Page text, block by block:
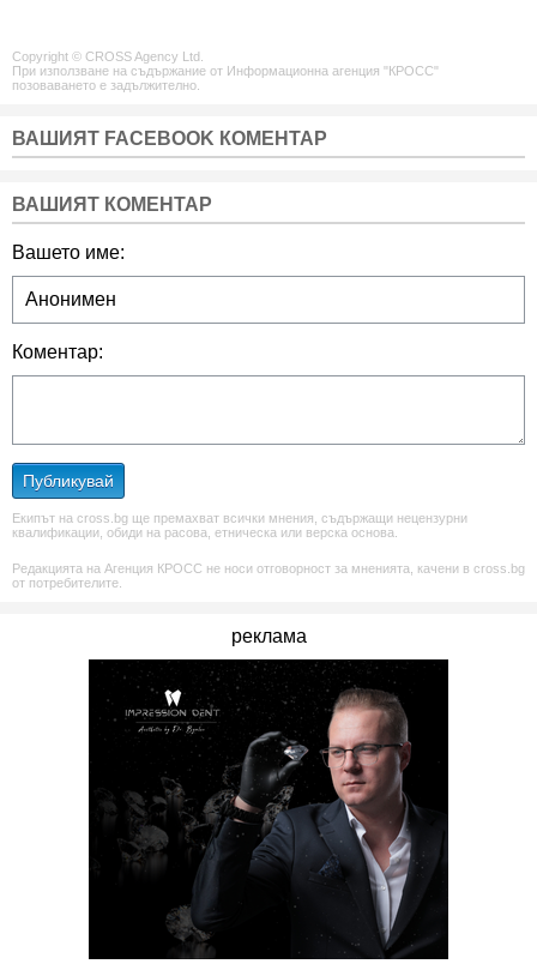
Copyright © CROSS Agency Ltd.
При използване на съдържание от Информационна агенция "КРОСС"
позоваването е задължително.
ВАШИЯТ FACEBOOK КОМЕНТАР
ВАШИЯТ КОМЕНТАР
Вашето име:
Коментар:
Публикувай
Екипът на cross.bg ще премахват всички мнения, съдържащи нецензурни
квалификации, обиди на расова, етническа или верска основа.
Редакцията на Агенция КРОСС не носи отговорност за мненията, качени в cross.bg
от потребителите.
реклама